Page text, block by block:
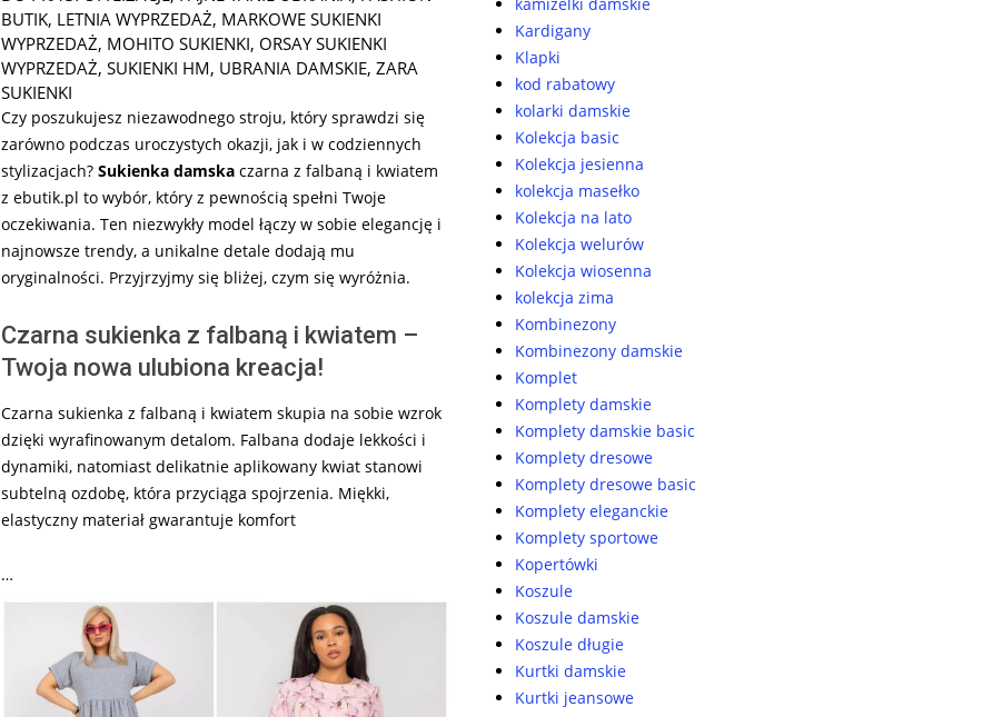
26
BUTIK, LETNIA WYPRZEDAŻ, MARKOWE SUKIENKI
WYPRZEDAŻ, MOHITO SUKIENKI, ORSAY SUKIENKI
WYPRZEDAŻ, SUKIENKI HM, UBRANIA DAMSKIE, ZARA
SUKIENKI
Czy poszukujesz niezawodnego stroju, który sprawdzi się
zarówno podczas uroczystych okazji, jak i w codziennych
stylizacjach? Sukienka damska czarna z falbaną i kwiatem
z ebutik.pl to wybór, który z pewnością spełni Twoje
oczekiwania. Ten niezwykły model łączy w sobie elegancję i
najnowsze trendy, a unikalne detale dodają mu
oryginalności. Przyjrzyjmy się bliżej, czym się wyróżnia.
Czarna sukienka z falbaną i kwiatem –
Twoja nowa ulubiona kreacja!
Czarna sukienka z falbaną i kwiatem skupia na sobie wzrok
dzięki wyrafinowanym detalom. Falbana dodaje lekkości i
dynamiki, natomiast delikatnie aplikowany kwiat stanowi
subtelną ozdobę, która przyciąga spojrzenia. Miękki,
elastyczny materiał gwarantuje komfort
…
Kardigany
Klapki
kod rabatowy
kolarki damskie
Kolekcja basic
Kolekcja jesienna
kolekcja masełko
Kolekcja na lato
Kolekcja welurów
Kolekcja wiosenna
kolekcja zima
Kombinezony
Kombinezony damskie
Komplet
Komplety damskie
Komplety damskie basic
Komplety dresowe
Komplety dresowe basic
Komplety eleganckie
Komplety sportowe
Kopertówki
Koszule
Koszule damskie
Koszule długie
Kurtki damskie
Kurtki jeansowe